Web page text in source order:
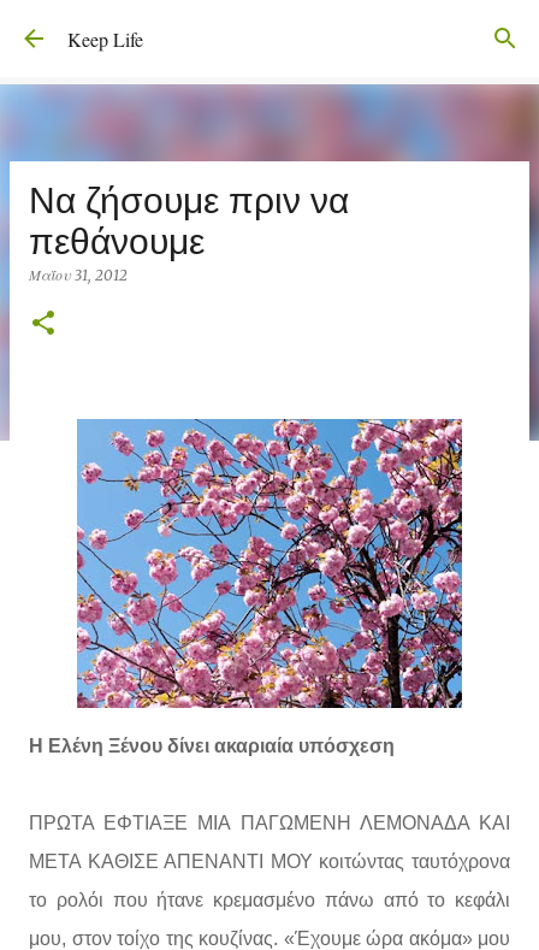
Μετάβαση στο κύριο περιεχόμενο
Keep Life
Να ζήσουμε πριν να
πεθάνουμε
Μαΐου 31, 2012
Η Ελένη Ξένου δίνει ακαριαία υπόσχεση
ΠΡΩΤΑ ΕΦΤΙΑΞΕ ΜΙΑ ΠΑΓΩΜΕΝΗ ΛΕΜΟΝΑΔΑ ΚΑΙ
ΜΕΤΑ ΚΑΘΙΣΕ ΑΠΕΝΑΝΤΙ ΜΟΥ κοιτώντας ταυτόχρονα
το ρολόι που ήτανε κρεμασμένο πάνω από το κεφάλι
μου, στον τοίχο της κουζίνας. «Έχουμε ώρα ακόμα» μου